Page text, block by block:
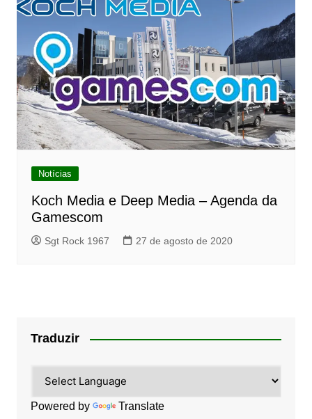
Notícias
Koch Media e Deep Media – Agenda da
Gamescom
Sgt Rock 1967 27 de agosto de 2020
Traduzir
Powered by Translate